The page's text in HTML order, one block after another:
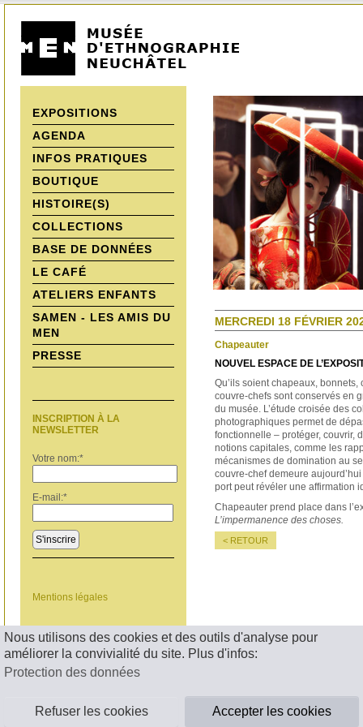
Nous utilisons des cookies et des outils d'analyse pour
améliorer la convivialité du site. Plus d'infos:
Protection des données
Refuser les cookies Accepter les cookies
EXPOSITIONS
AGENDA
INFOS PRATIQUES
BOUTIQUE
HISTOIRE(S)
COLLECTIONS
BASE DE DONNÉES
LE CAFÉ
ATELIERS ENFANTS
SAMEN - LES AMIS DU
MEN
PRESSE
INSCRIPTION À LA
NEWSLETTER
Votre nom:*
E-mail:*
S'inscrire
Mentions légales
MERCREDI 18 FÉVRIER
Chapeauter
NOUVEL ESPACE DE
Qu’ils soient chapeaux, bonnets,
couvre-chefs sont conservés en
du musée. L’étude croisée des
photographiques permet de
fonctionnelle – protéger, couvrir,
notions capitales, comme les
mécanismes de domination au
couvre-chef demeure
port peut révéler une affirmation
Chapeauter prend place dans
L’impermanence des choses.
< RETOUR